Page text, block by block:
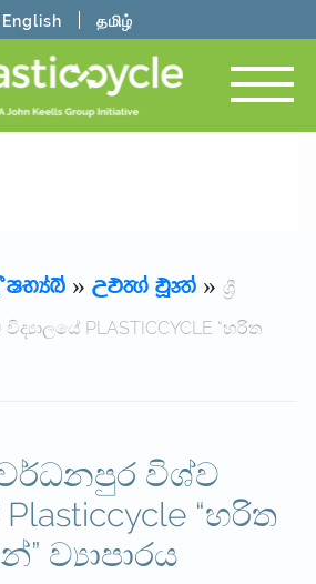
English தமிழ்
» WMF.A MQJ;A» ශ්‍රී
PLASTICCYCLE “හරිත
විශ්ව
“හරිත
ව්‍යාපාරය